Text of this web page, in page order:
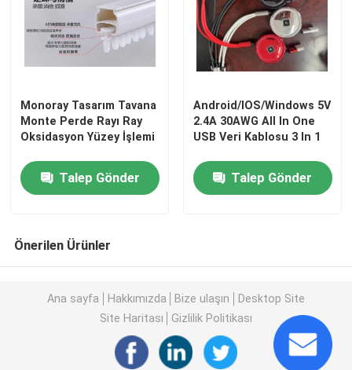
İlköğretim Çocuk Giyim
İkinci El Erkek Ayakkabı
Kullanılmış Yüksek Son Ayakkabılar
2. El Çanta
Günlük Sonbahar Kıyafetleri
Erkek Yeni Model Gömlek
Monoray Tasarım Tavana
Monte Perde Rayı Ray
Oksidasyon Yüzey İşlemi
Talep Gönder
Android/IOS/Windows 5V
2.4A 30AWG All In One
USB Veri Kablosu 3 In 1
Talep Gönder
Önerilen Ürünler
Ana sayfa Hakkımızda Bize ulaşın
Desktop Site
Site Haritası
Gizlilik Politikası